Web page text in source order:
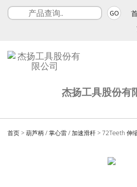
GO
杰扬工具股份有
首页 >葫芦柄 / 掌心雷 / 加速滑杆 >72Teeth 伸